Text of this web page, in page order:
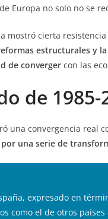
Europa no solo no se
mostró cierta
estructurales y
de converger con las
de 1985-
una convergencia real
una serie de
expresado en
como el de otros